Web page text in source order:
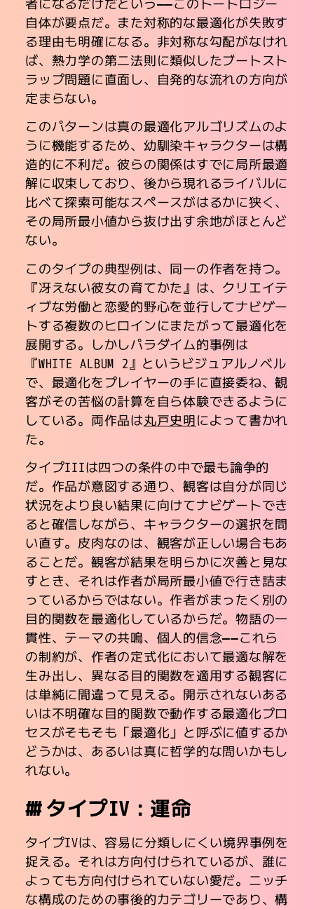
者になるだけだという――このトートロジー
自体が要点だ。また対称的な最適化が失敗す
る理由も明確になる。非対称な勾配がなけれ
ば、熱力学の第二法則に類似したブートスト
ラップ問題に直面し、自発的な流れの方向が
定まらない。
このパターンは真の最適化アルゴリズムのよ
うに機能するため、幼馴染キャラクターは構
造的に不利だ。彼らの関係はすでに局所最適
解に収束しており、後から現れるライバルに
比べて探索可能なスペースがはるかに狭く、
その局所最小値から抜け出す余地がほとんど
ない。
このタイプの典型例は、同一の作者を持つ。
『冴えない彼女の育てかた』は、クリエイテ
ィブな労働と恋愛的野心を並行してナビゲー
トする複数のヒロインにまたがって最適化を
展開する。しかしパラダイム的事例は
『WHITE ALBUM 2』というビジュアルノベル
で、最適化をプレイヤーの手に直接委ね、観
客がその苦悩の計算を自ら体験できるように
している。両作品は丸戸史明によって書かれ
た。
タイプIIIは四つの条件の中で最も論争的
だ。作品が意図する通り、観客は自分が同じ
状況をより良い結果に向けてナビゲートでき
ると確信しながら、キャラクターの選択を問
い直す。皮肉なのは、観客が正しい場合もあ
ることだ。観客が結果を明らかに次善と見な
すとき、それは作者が局所最小値で行き詰ま
っているからではない。作者がまったく別の
目的関数を最適化しているからだ。物語の一
貫性、テーマの共鳴、個人的信念――これら
の制約が、作者の定式化において最適な解を
生み出し、異なる目的関数を適用する観客に
は単純に間違って見える。開示されないある
いは不明確な目的関数で動作する最適化プロ
セスがそもそも「最適化」と呼ぶに値するか
どうかは、あるいは真に哲学的な問いかもし
れない。
タイプIV：運命
タイプIVは、容易に分類しにくい境界事例を
捉える。それは方向付けられているが、誰に
よっても方向付けられていない愛だ。ニッチ
な構成のための事後的カテゴリーであり、構